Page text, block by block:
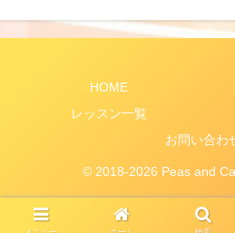
HOME
レッスン一覧
お問い合わ
© 2018-2026 Peas and